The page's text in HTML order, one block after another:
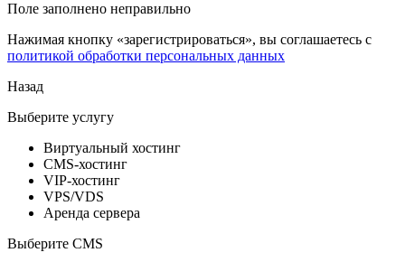
Поле заполнено неправильно
Нажимая кнопку «зарегистрироваться», вы соглашаетесь с
политикой обработки персональных данных
Назад
Выберите услугу
Виртуальный хостинг
CMS-хостинг
VIP-хостинг
VPS/VDS
Аренда сервера
Выберите CMS